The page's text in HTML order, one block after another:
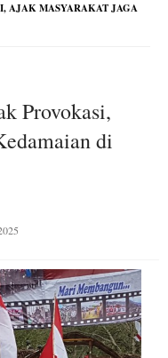
AJAK MASYARAKAT JAGA
Provokasi,
di